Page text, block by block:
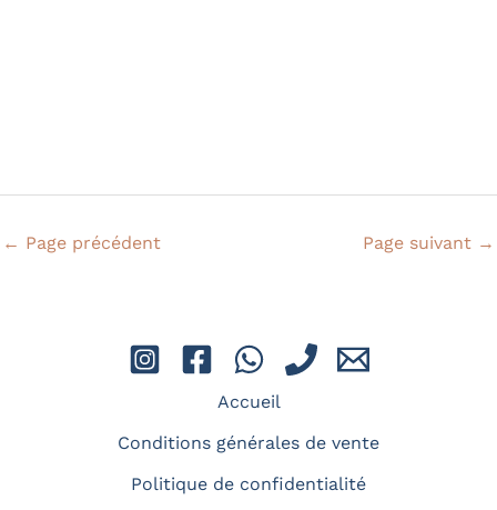
Entraînements
recherchez une expérience de plongée
sécurisée et optimale ? Les
← Page précédent Page suivant →
Accueil
Conditions générales de vente
Politique de confidentialité